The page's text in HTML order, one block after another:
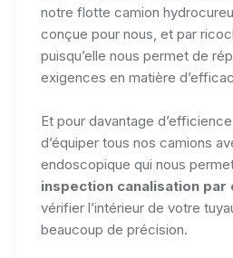
notre flotte camion
conçue pour nous, et par
puisqu’elle nous permet de
exigences en matière
Et pour davantage
d’équiper tous nos camions
endoscopique qui nous
inspection canalisation par
vérifier l’intérieur de votre
beaucoup de précision.